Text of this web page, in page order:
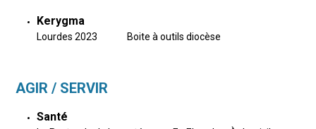
Kerygma
Lourdes 2023 Boite à outils diocèse
AGIR / SERVIR
Santé